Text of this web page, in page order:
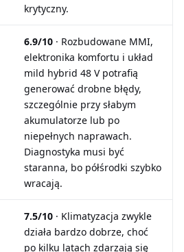
krytyczny.
6.9/10 · Rozbudowane MMI,
elektronika komfortu i układ
mild hybrid 48 V potrafią
generować drobne błędy,
szczególnie przy słabym
akumulatorze lub po
niepełnych naprawach.
Diagnostyka musi być
staranna, bo półśrodki szybko
wracają.
7.5/10 · Klimatyzacja zwykle
działa bardzo dobrze, choć
po kilku latach zdarzają się